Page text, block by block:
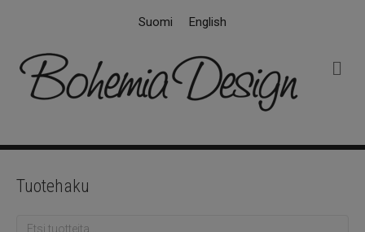
Suomi English
k
Tuotehaku
Etsi: